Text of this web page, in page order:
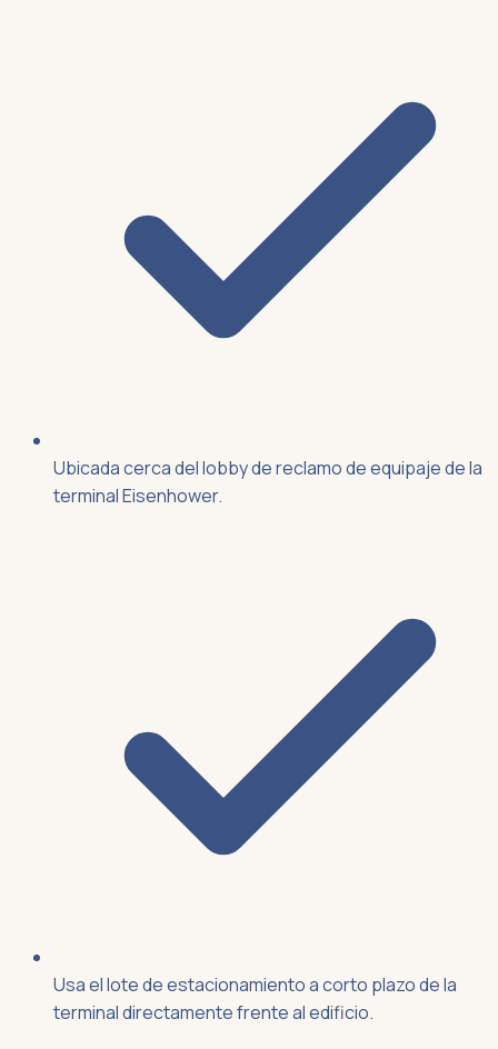
Ubicada cerca del lobby de reclamo de equipaje de la
terminal Eisenhower.
Usa el lote de estacionamiento a corto plazo de la
terminal directamente frente al edificio.